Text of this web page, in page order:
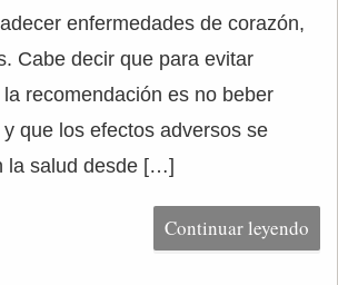
enfermedades de corazón,
Cabe decir que para evitar
recomendación es no beber
que los efectos adversos se
la salud desde […]
Continuar leyendo